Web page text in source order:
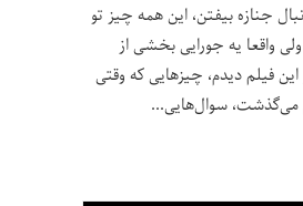
جنازه بیفتن، این همه چیز تو
واقعا یه جورایی بخشی از
فیلم دیدم، چیزهایی که وقتی
می‌گذشت، سوال‌هایی